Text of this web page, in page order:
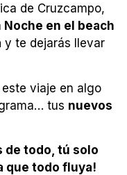
de Cruzcampo,
Noche en el beach
y te dejarás llevar
viaje en algo
tus nuevos
de todo, tú solo
que todo fluya!